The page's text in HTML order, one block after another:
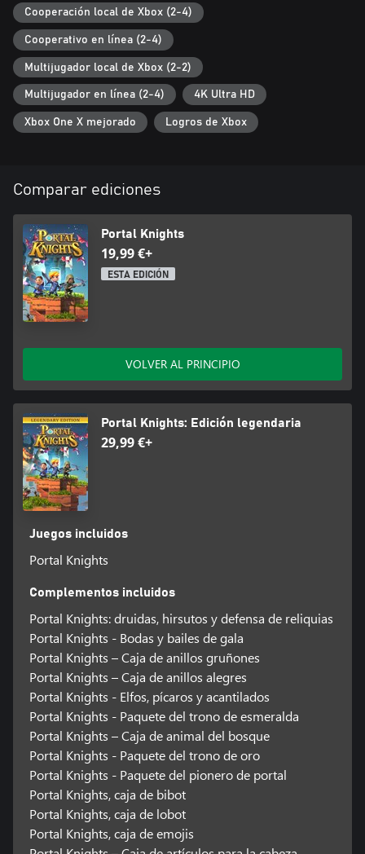
Cooperación local de Xbox (2-4)
Cooperativo en línea (2-4)
Multijugador local de Xbox (2-2)
Multijugador en línea (2-4) 4K Ultra HD
Xbox One X mejorado Logros de Xbox
Comparar ediciones
Portal Knights
19,99 €+
ESTA EDICIÓN
VOLVER AL PRINCIPIO
Portal Knights: Edición legendaria
29,99 €+
Juegos incluidos
Portal Knights
Complementos incluidos
Portal Knights: druidas, hirsutos y defensa de reliquias
Portal Knights - Bodas y bailes de gala
Portal Knights – Caja de anillos gruñones
Portal Knights – Caja de anillos alegres
Portal Knights - Elfos, pícaros y acantilados
Portal Knights - Paquete del trono de esmeralda
Portal Knights – Caja de animal del bosque
Portal Knights - Paquete del trono de oro
Portal Knights - Paquete del pionero de portal
Portal Knights, caja de bibot
Portal Knights, caja de lobot
Portal Knights, caja de emojis